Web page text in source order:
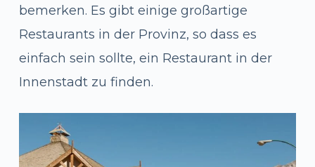
bemerken. Es gibt einige großartige
Restaurants in der Provinz, so dass es
einfach sein sollte, ein Restaurant in der
Innenstadt zu finden.